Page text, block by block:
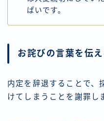
ぱいです。
お詫びの言葉を伝え
内定を辞退することで、
けてしまうことを謝罪し